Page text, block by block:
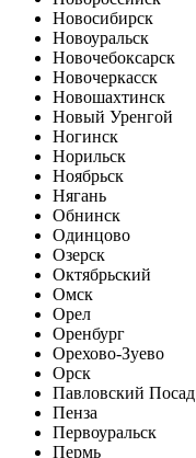
Новосибирск
Новоуральск
Новочебоксарск
Новочеркасск
Новошахтинск
Новый Уренгой
Ногинск
Норильск
Ноябрьск
Нягань
Обнинск
Одинцово
Озерск
Октябрьский
Омск
Орел
Оренбург
Орехово-Зуево
Орск
Павловский Посад
Пенза
Первоуральск
Пермь